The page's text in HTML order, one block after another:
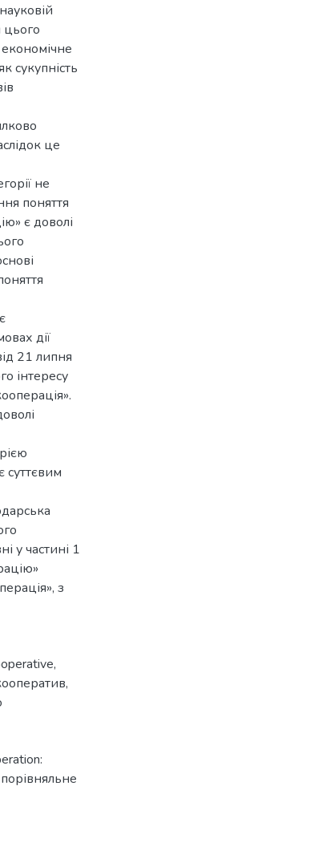
цього
сукупність
це
не
поняття
є доволі
дії
21 липня
інтересу
суттєвим
у частині 1
з
,
,